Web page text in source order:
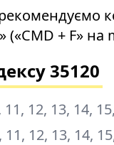
(«CMD + F» на
35120
11, 12, 13, 14,
11, 12, 13, 14,